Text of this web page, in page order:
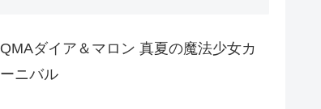
QMAダイア＆マロン 真夏の魔法少女カ
ーニバル